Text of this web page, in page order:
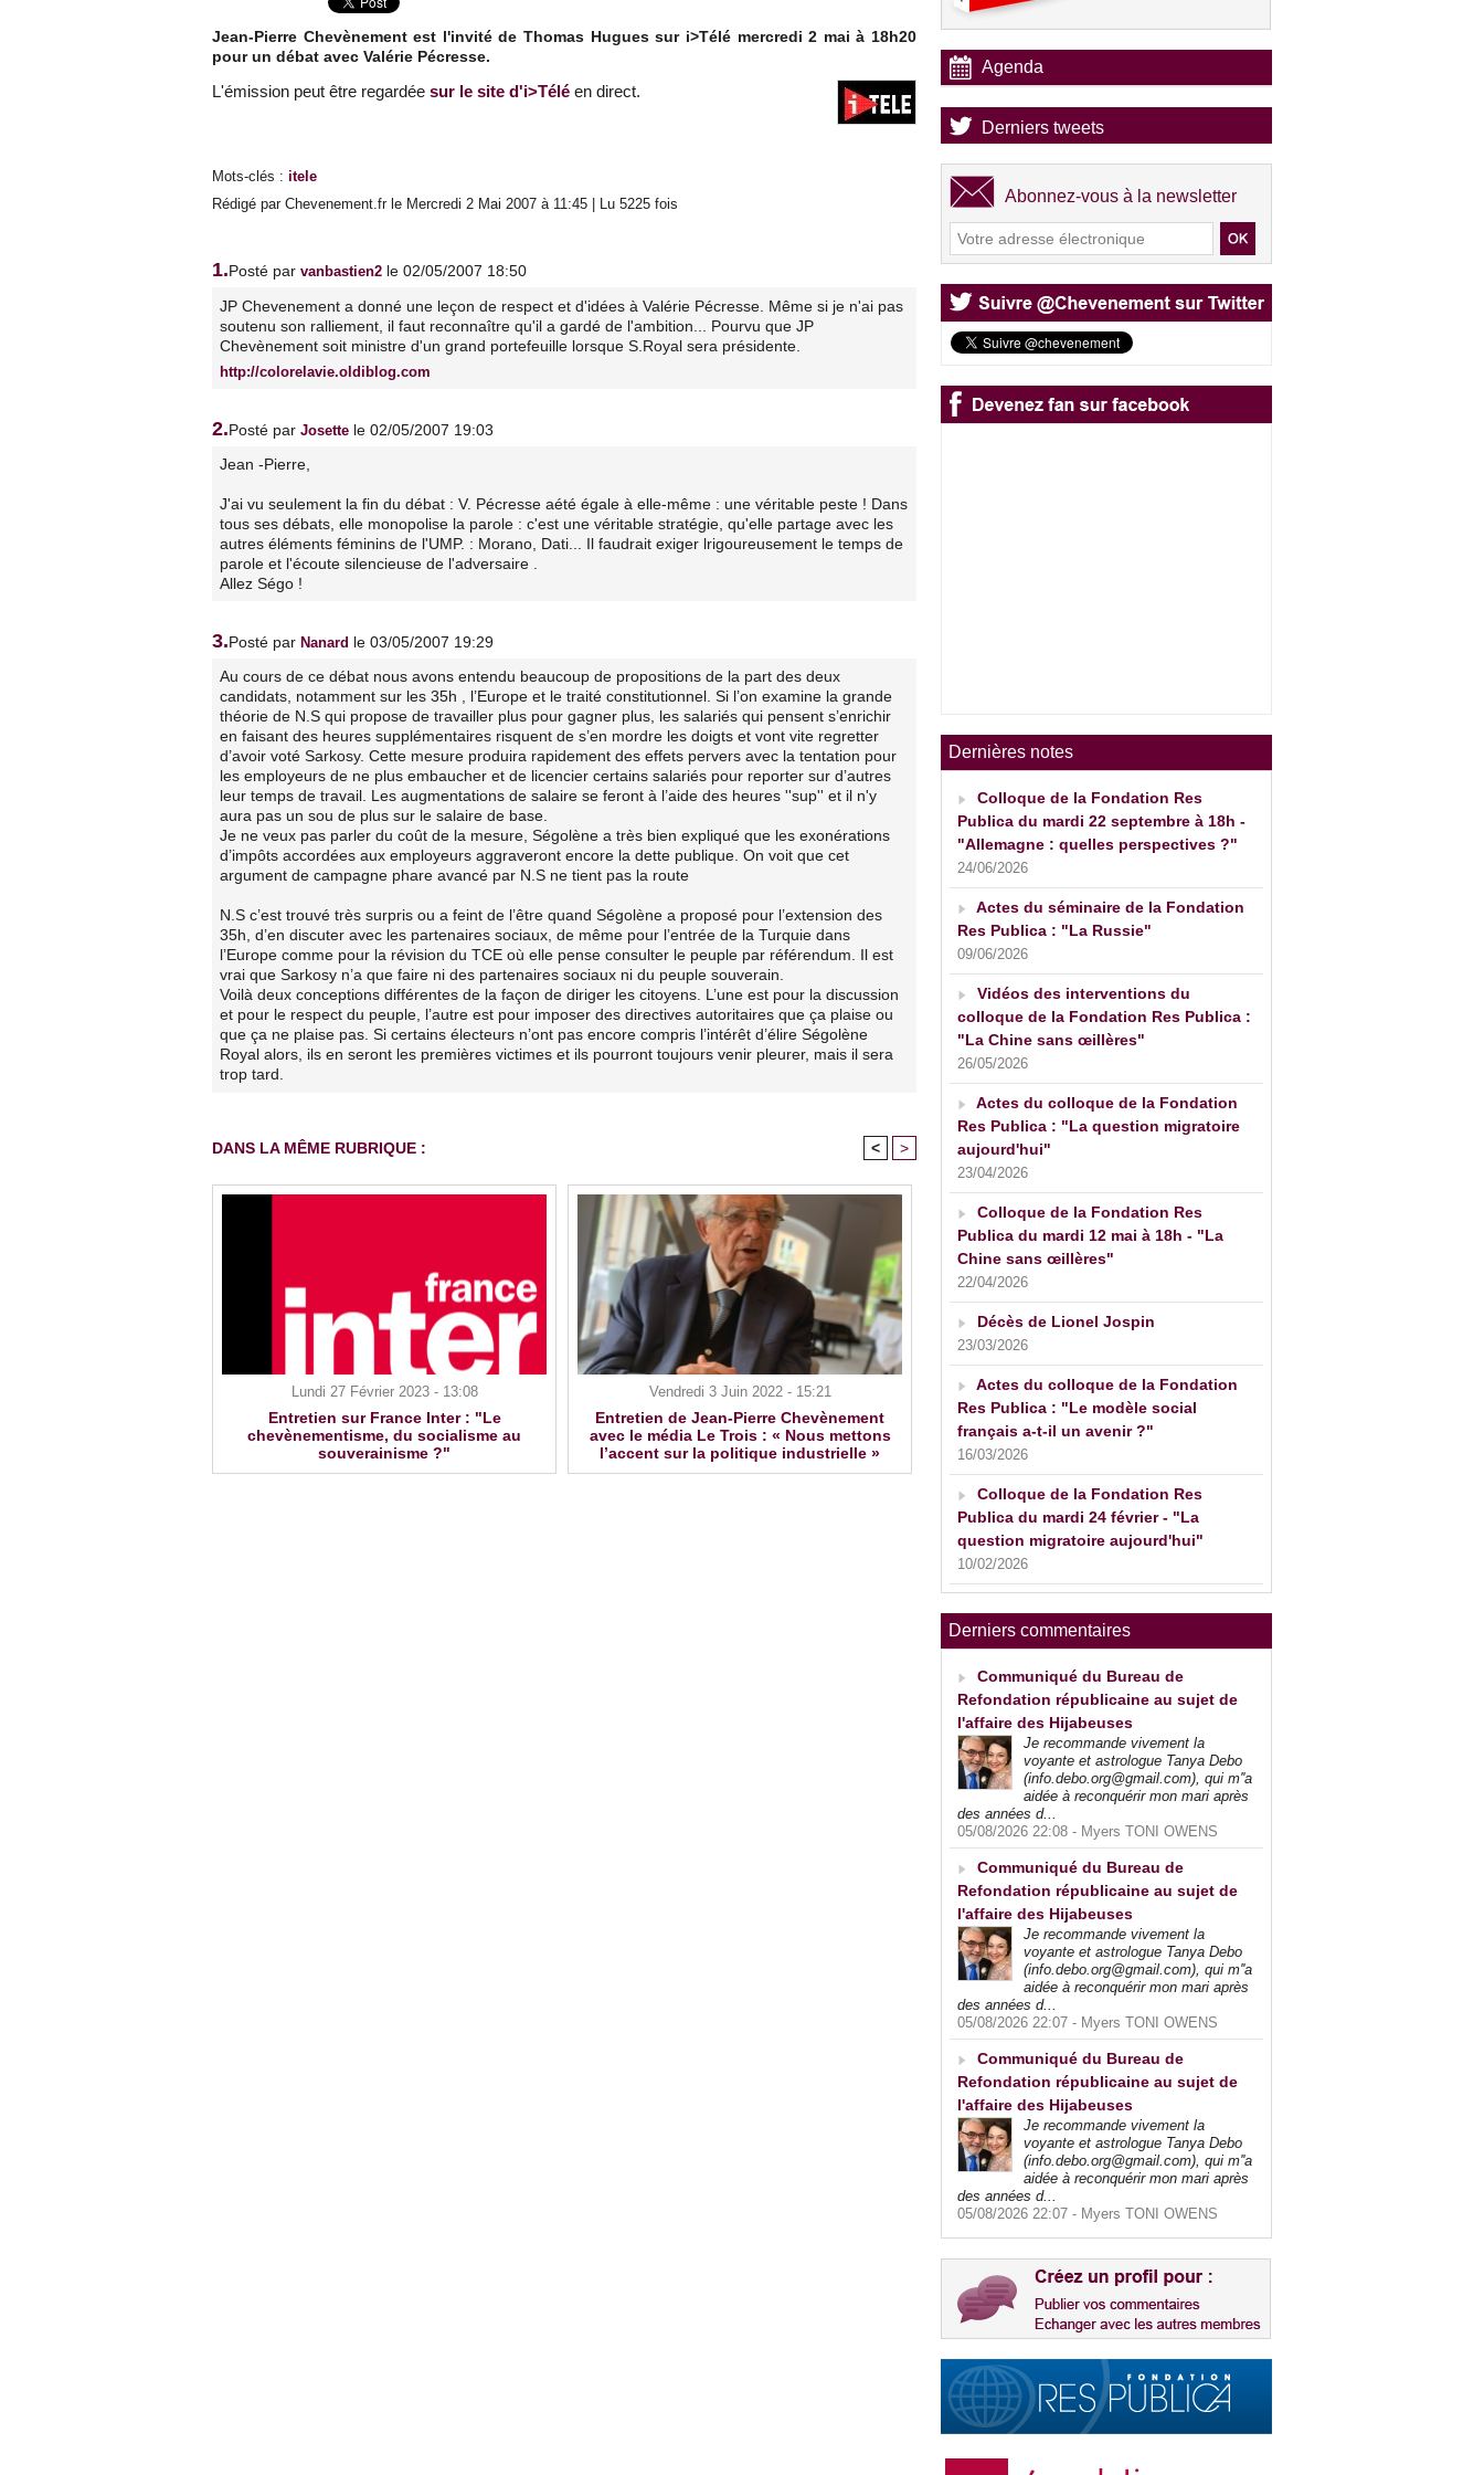
Jean-Pierre Chevènement est l'invité de Thomas Hugues sur i>Télé mercredi 2 mai à 18h20
pour un débat avec Valérie Pécresse.
L'émission peut être regardée sur le site d'i>Télé en direct.
Mots-clés : itele
Rédigé par Chevenement.fr le Mercredi 2 Mai 2007 à 11:45 | Lu 5225 fois
1.Posté par vanbastien2 le 02/05/2007 18:50
JP Chevenement a donné une leçon de respect et d'idées à Valérie Pécresse. Même si je n'ai pas
soutenu son ralliement, il faut reconnaître qu'il a gardé de l'ambition... Pourvu que JP
Chevènement soit ministre d'un grand portefeuille lorsque S.Royal sera présidente.
http://colorelavie.oldiblog.com
2.Posté par Josette le 02/05/2007 19:03
Jean -Pierre,
J'ai vu seulement la fin du débat : V. Pécresse aété égale à elle-même : une véritable peste ! Dans
tous ses débats, elle monopolise la parole : c'est une véritable stratégie, qu'elle partage avec les
autres éléments féminins de l'UMP. : Morano, Dati... Il faudrait exiger lrigoureusement le temps de
parole et l'écoute silencieuse de l'adversaire .
Allez Ségo !
3.Posté par Nanard le 03/05/2007 19:29
Au cours de ce débat nous avons entendu beaucoup de propositions de la part des deux
candidats, notamment sur les 35h , l’Europe et le traité constitutionnel. Si l’on examine la grande
théorie de N.S qui propose de travailler plus pour gagner plus, les salariés qui pensent s’enrichir
en faisant des heures supplémentaires risquent de s’en mordre les doigts et vont vite regretter
d’avoir voté Sarkosy. Cette mesure produira rapidement des effets pervers avec la tentation pour
les employeurs de ne plus embaucher et de licencier certains salariés pour reporter sur d’autres
leur temps de travail. Les augmentations de salaire se feront à l’aide des heures ''sup'' et il n'y
aura pas un sou de plus sur le salaire de base.
Je ne veux pas parler du coût de la mesure, Ségolène a très bien expliqué que les exonérations
d’impôts accordées aux employeurs aggraveront encore la dette publique. On voit que cet
argument de campagne phare avancé par N.S ne tient pas la route
N.S c’est trouvé très surpris ou a feint de l’être quand Ségolène a proposé pour l’extension des
35h, d’en discuter avec les partenaires sociaux, de même pour l’entrée de la Turquie dans
l’Europe comme pour la révision du TCE où elle pense consulter le peuple par référendum. Il est
vrai que Sarkosy n’a que faire ni des partenaires sociaux ni du peuple souverain.
Voilà deux conceptions différentes de la façon de diriger les citoyens. L’une est pour la discussion
et pour le respect du peuple, l’autre est pour imposer des directives autoritaires que ça plaise ou
que ça ne plaise pas. Si certains électeurs n’ont pas encore compris l’intérêt d’élire Ségolène
Royal alors, ils en seront les premières victimes et ils pourront toujours venir pleurer, mais il sera
trop tard.
DANS LA MÊME RUBRIQUE : < >
Lundi 27 Février 2023 - 13:08
Entretien sur France Inter : "Le
chevènementisme, du socialisme au
souverainisme ?"
Vendredi 3 Juin 2022 - 15:21
Entretien de Jean-Pierre Chevènement
avec le média Le Trois : « Nous mettons
l’accent sur la politique industrielle »
Agenda
Derniers tweets
Abonnez-vous à la newsletter
Dernières notes
Colloque de la Fondation Res
Publica du mardi 22 septembre à 18h -
"Allemagne : quelles perspectives ?"
24/06/2026
Actes du séminaire de la Fondation
Res Publica : "La Russie"
09/06/2026
Vidéos des interventions du
colloque de la Fondation Res Publica :
"La Chine sans œillères"
26/05/2026
Actes du colloque de la Fondation
Res Publica : "La question migratoire
aujourd'hui"
23/04/2026
Colloque de la Fondation Res
Publica du mardi 12 mai à 18h - "La
Chine sans œillères"
22/04/2026
Décès de Lionel Jospin
23/03/2026
Actes du colloque de la Fondation
Res Publica : "Le modèle social
français a-t-il un avenir ?"
16/03/2026
Colloque de la Fondation Res
Publica du mardi 24 février - "La
question migratoire aujourd'hui"
10/02/2026
Derniers commentaires
Communiqué du Bureau de
Refondation républicaine au sujet de
l'affaire des Hijabeuses
Je recommande vivement la
voyante et astrologue Tanya Debo
(info.debo.org@gmail.com), qui m''a
aidée à reconquérir mon mari après
des années d...
05/08/2026 22:08 - Myers TONI OWENS
Communiqué du Bureau de
Refondation républicaine au sujet de
l'affaire des Hijabeuses
Je recommande vivement la
voyante et astrologue Tanya Debo
(info.debo.org@gmail.com), qui m''a
aidée à reconquérir mon mari après
des années d...
05/08/2026 22:07 - Myers TONI OWENS
Communiqué du Bureau de
Refondation républicaine au sujet de
l'affaire des Hijabeuses
Je recommande vivement la
voyante et astrologue Tanya Debo
(info.debo.org@gmail.com), qui m''a
aidée à reconquérir mon mari après
des années d...
05/08/2026 22:07 - Myers TONI OWENS